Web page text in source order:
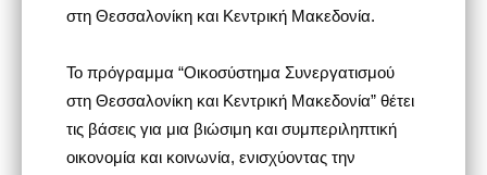
στη Θεσσαλονίκη και Κεντρική Μακεδονία.
Το πρόγραμμα “Οικοσύστημα Συνεργατισμού
στη Θεσσαλονίκη και Κεντρική Μακεδονία” θέτει
τις βάσεις για μια βιώσιμη και συμπεριληπτική
οικονομία και κοινωνία, ενισχύοντας την